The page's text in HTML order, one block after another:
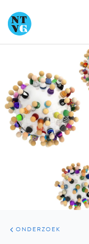
ARTIKELEN
ONDERZOEK
ONDERZOEK